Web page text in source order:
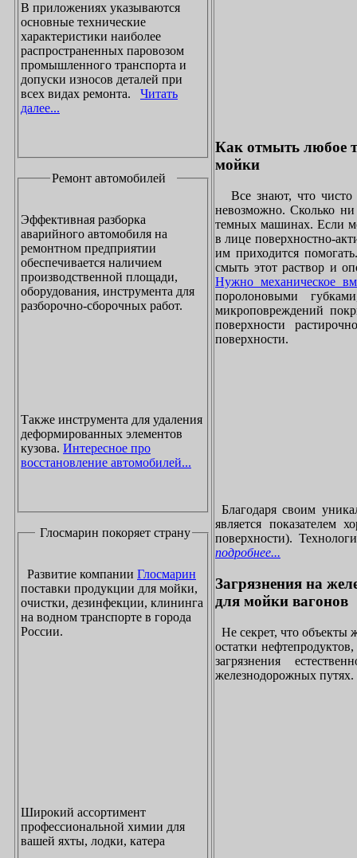
В приложениях указываются
основные технические
характеристики наиболее
распространенных паровозом
промышленного транспорта и
допуски износов деталей при
всех видах ремонта. Читать
далее...
Ремонт автомобилей
Эффективная разборка
аварийного автомобиля на
ремонтном предприятии
обеспечивается наличием
производственной площади,
оборудования, инструмента для
разборочно-сборочных работ.
Также инструмента для удаления
деформированных элементов
кузова. Интересное про
восстановление автомобилей...
Глосмарин покоряет страну
Развитие компании Глосмарин
поставки продукции для мойки,
очистки, дезинфекции, клининга
на водном транспорте в города
России.
Широкий ассортимент
профессиональной химии для
вашей яхты, лодки, катера
Как отмыть любое
мойки
Все знают, что чисто
невозможно. Сколько
темных машинах. Если
в лице поверхностно-
им приходится
смыть этот раствор и
Нужно механическое
поролоновыми
микроповреждений
поверхности
поверхности.
Благодаря своим
является показателем
поверхности).
подробнее...
Загрязнения на
для мойки вагонов
Не секрет, что объекты
остатки нефтепродуктов,
загрязнения
железнодорожных путях.